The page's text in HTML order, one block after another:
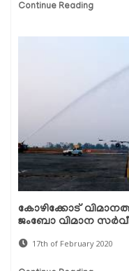
Continue Reading
കോഴിക്കോട്
ജംബോ വിമാന
17th of February 2020